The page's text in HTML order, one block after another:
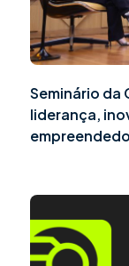
Seminário da
liderança,